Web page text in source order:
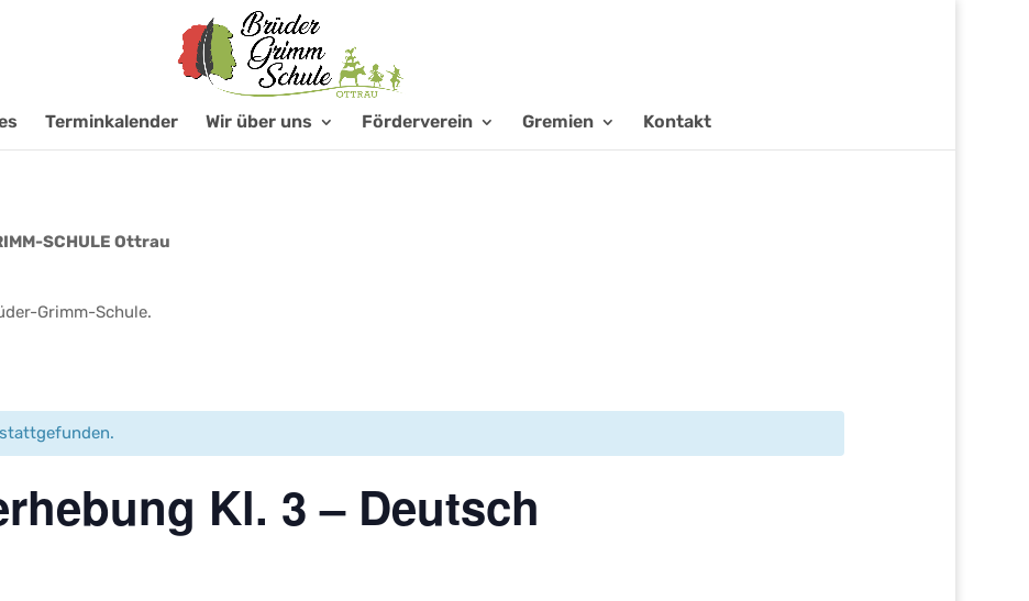
Terminkalender Wir über uns Förderverein Gremien Kontakt
SCHULE Ottrau
Grimm-Schule.
Kl. 3 – Deutsch